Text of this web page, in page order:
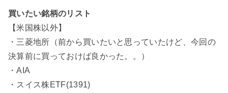
買いたい銘柄のリスト
【米国株以外】
・三菱地所（前から買いたいと思っていたけど、今回の
決算前に買っておけば良かった。。）
・AIA
・スイス株ETF(1391)